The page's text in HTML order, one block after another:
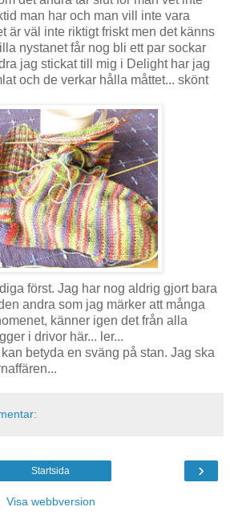
man har och man vill inte vara
är väl inte riktigt friskt men det känns
nystanet får nog bli ett par sockar
jag stickat till mig i Delight har jag
och de verkar hålla måttet... skönt
först. Jag har nog aldrig gjort bara
andra som jag märker att många
känner igen det från alla
i drivor här... ler...
betyda en sväng på stan. Jag ska
›
Startsida
Visa webbversion